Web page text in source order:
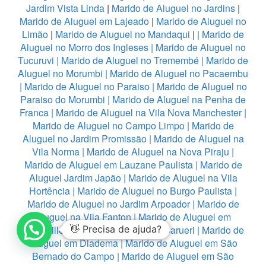
Jardim Vista Linda | Marido de Aluguel no Jardins |
Marido de Aluguel em Lajeado | Marido de Aluguel no
Limão | Marido de Aluguel no Mandaqui | | Marido de
Aluguel no Morro dos Ingleses | Marido de Aluguel no
Tucuruvi | Marido de Aluguel no Tremembé | Marido de
Aluguel no Morumbi | Marido de Aluguel no Pacaembu
| Marido de Aluguel no Paraiso| Marido de Aluguel no
Paraiso do Morumbi | Marido de Aluguel na Penha de
Franca | Marido de Aluguel na Vila Nova Manchester|
Marido de Aluguel no Campo Limpo| Marido de
Aluguel no Jardim Promissão| Marido de Aluguel na
Vila Norma | Marido de Aluguel na Nova Piraju |
Marido de Aluguel em Lauzane Paulista| Marido de
Aluguel Jardim Japão| Marido de Aluguel na Vila
Hortência | Marido de Aluguel no Burgo Paulista |
Marido de Aluguel no Jardim Arpoador| Marido de
Aluguel na Vila Fanton|Marido de Aluguel em
Alphaville |Marido de Aluguel no Barueri | Marido de
Aluguel em Diadema|Marido de Aluguel em São
Bernado do Campo | Marido de Aluguel em São
👋 Precisa de ajuda?